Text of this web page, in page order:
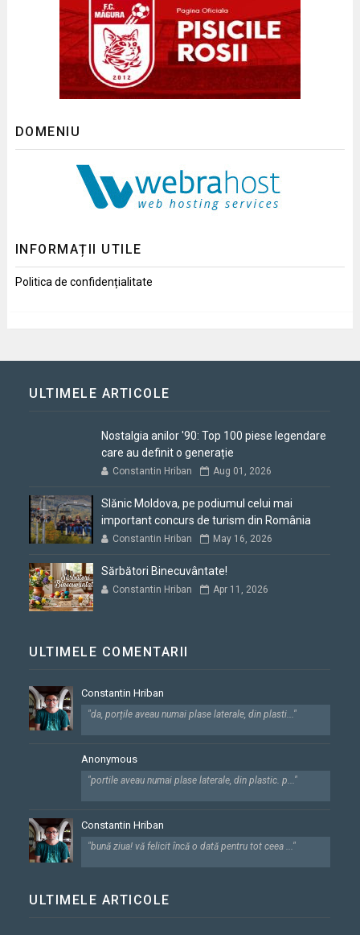
DOMENIU
INFORMAȚII UTILE
Politica de confidențialitate
ULTIMELE ARTICOLE
Nostalgia anilor '90: Top 100 piese legendare
care au definit o generație
Constantin Hriban Aug 01, 2026
Slănic Moldova, pe podiumul celui mai
important concurs de turism din România
Constantin Hriban May 16, 2026
Sărbători Binecuvântate!
Constantin Hriban Apr 11, 2026
ULTIMELE COMENTARII
Constantin Hriban
"da, porțile aveau numai plase laterale, din plasti..."
Anonymous
"portile aveau numai plase laterale, din plastic. p..."
Constantin Hriban
"bună ziua! vă felicit încă o dată pentru tot ceea ..."
ULTIMELE ARTICOLE